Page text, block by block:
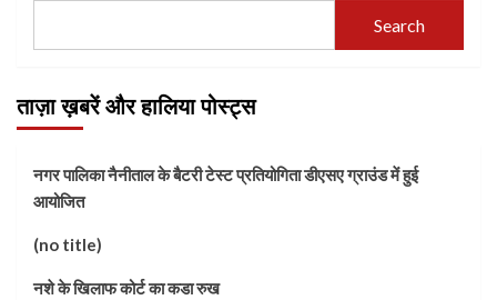
Search
ताज़ा ख़बरें और हालिया पोस्ट्स
नगर पालिका नैनीताल के बैटरी टेस्ट प्रतियोगिता डीएसए ग्राउंड में हुई
आयोजित
(no title)
नशे के खिलाफ कोर्ट का कडा रुख